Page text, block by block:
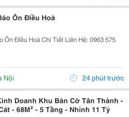
Ôn Điều Hoà
Chi Tiết Liên Hệ: 0963 575
Nội 24 phút trước
Doanh Khu Bàn Cờ Tân Thành -
- 68M² - 5 Tầng - Nhỉnh 11 Tỷ